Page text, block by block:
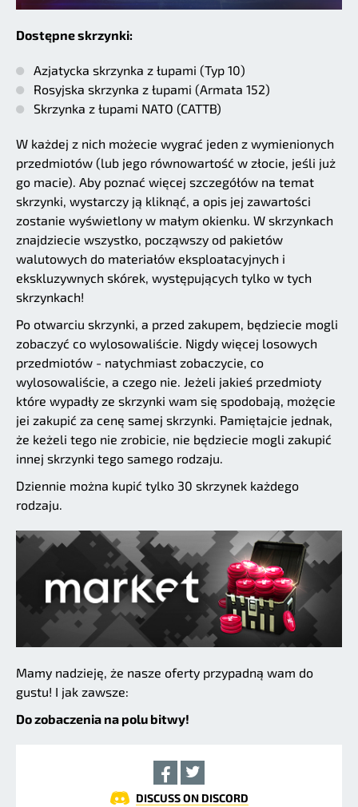
Dostępne skrzynki:
Azjatycka skrzynka z łupami (Typ 10)
Rosyjska skrzynka z łupami (Armata 152)
Skrzynka z łupami NATO (CATTB)
W każdej z nich możecie wygrać jeden z wymienionych
przedmiotów (lub jego równowartość w złocie, jeśli już
go macie). Aby poznać więcej szczegółów na temat
skrzynki, wystarczy ją kliknąć, a opis jej zawartości
zostanie wyświetlony w małym okienku. W skrzynkach
znajdziecie wszystko, począwszy od pakietów
walutowych do materiałów eksploatacyjnych i
ekskluzywnych skórek, występujących tylko w tych
skrzynkach!
Po otwarciu skrzynki, a przed zakupem, będziecie mogli
zobaczyć co wylosowaliście. Nigdy więcej losowych
przedmiotów - natychmiast zobaczycie, co
wylosowaliście, a czego nie. Jeżeli jakieś przedmioty
które wypadły ze skrzynki wam się spodobają, możęcie
jei zakupić za cenę samej skrzynki. Pamiętajcie jednak,
że keżeli tego nie zrobicie, nie będziecie mogli zakupić
innej skrzynki tego samego rodzaju.
Dziennie można kupić tylko 30 skrzynek każdego
rodzaju.
Mamy nadzieję, że nasze oferty przypadną wam do
gustu! I jak zawsze:
Do zobaczenia na polu bitwy!
DISCUSS ON DISCORD